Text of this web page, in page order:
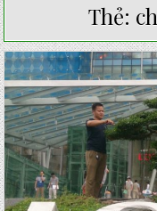
Thẻ:
Posted
in